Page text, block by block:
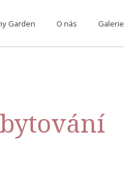
Garden O nás Galerie